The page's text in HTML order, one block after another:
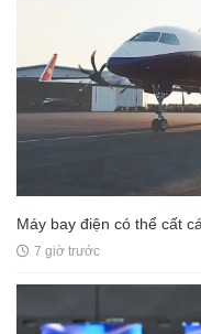
Máy bay điện có thể cất
7 giờ trước